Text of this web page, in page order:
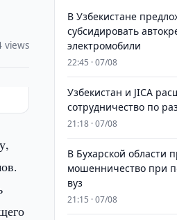
views
В Узбекистане
субсидировать
электромобили
22:45 · 07/08
Узбекистан и JICA
сотрудничество по
21:18 · 07/08
В Бухарской области
мошенничество при
вуз
21:15 · 07/08